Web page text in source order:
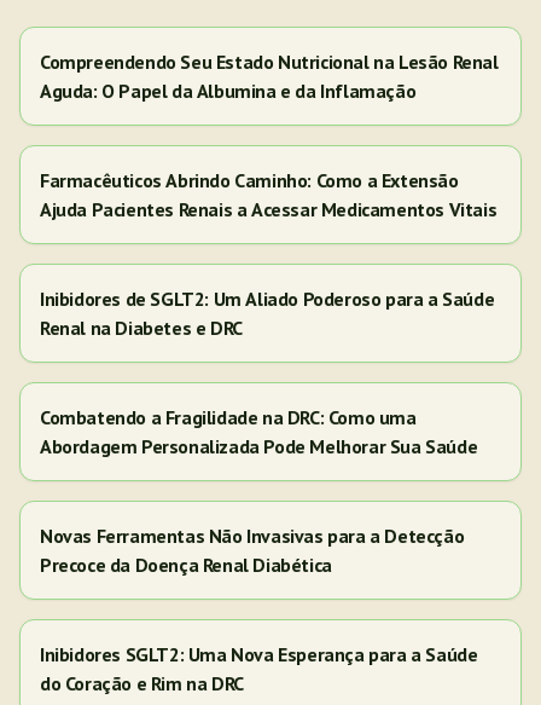
Compreendendo Seu Estado Nutricional na Lesão Renal
Aguda: O Papel da Albumina e da Inflamação
Farmacêuticos Abrindo Caminho: Como a Extensão
Ajuda Pacientes Renais a Acessar Medicamentos Vitais
Inibidores de SGLT2: Um Aliado Poderoso para a Saúde
Renal na Diabetes e DRC
Combatendo a Fragilidade na DRC: Como uma
Abordagem Personalizada Pode Melhorar Sua Saúde
Novas Ferramentas Não Invasivas para a Detecção
Precoce da Doença Renal Diabética
Inibidores SGLT2: Uma Nova Esperança para a Saúde
do Coração e Rim na DRC